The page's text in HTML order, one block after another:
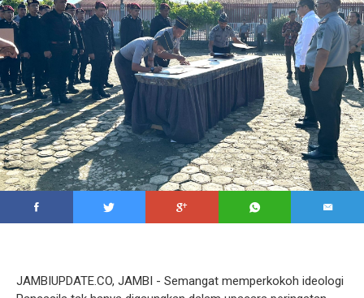
JAMBIUPDATE.CO, JAMBI - Semangat memperkokoh ideologi